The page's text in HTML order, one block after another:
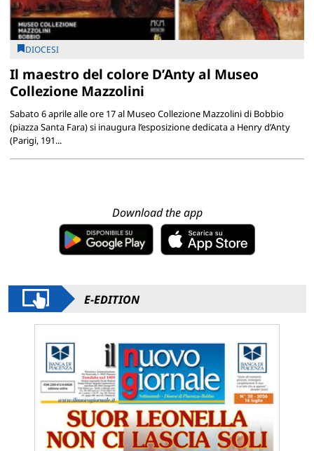
DIOCESI
Il maestro del colore D’Anty al Museo
Collezione Mazzolini
Sabato 6 aprile alle ore 17 al Museo Collezione Mazzolini di Bobbio
(piazza Santa Fara) si inaugura l’esposizione dedicata a Henry d’Anty
(Parigi, 191...
Download the app
E-EDITION